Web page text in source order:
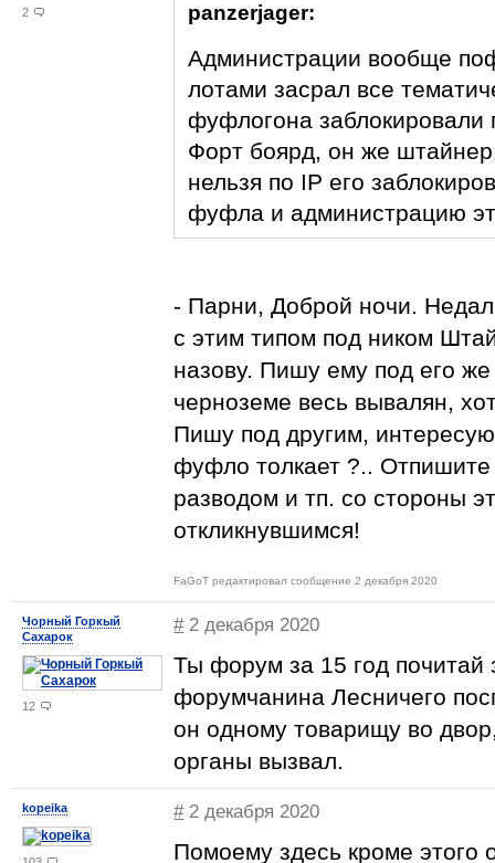
2 panzerjager:
Администрации вообще
лотами засрал все
фуфлогона заблокировали
Форт боярд, он же
нельзя по IP его
фуфла и администрацию
- Парни, Доброй ночи.
с этим типом под ником
назову. Пишу ему под его
черноземе весь вывалян,
Пишу под другим,
фуфло толкает ?.. Отпишите
разводом и тп. со стороны
откликнувшимся!
FaGoT редактировал сообщение 2 декабря 2020
Чорный Горкый
Сахарок
12
#2 декабря 2020
Ты форум за 15 год почитай
форумчанина Лесничего
он одному товарищу во
органы вызвал.
kopeika #2 декабря 2020
Помоему здесь кроме этого